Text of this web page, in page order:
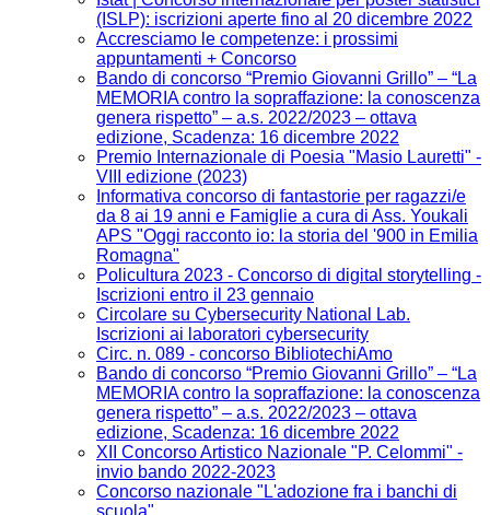
(ISLP): iscrizioni aperte fino al 20 dicembre 2022
Accresciamo le competenze: i prossimi
appuntamenti + Concorso
Bando di concorso “Premio Giovanni Grillo” – “La
MEMORIA contro la sopraffazione: la conoscenza
genera rispetto” – a.s. 2022/2023 – ottava
edizione, Scadenza: 16 dicembre 2022
Premio Internazionale di Poesia "Masio Lauretti" -
VIII edizione (2023)
Informativa concorso di fantastorie per ragazzi/e
da 8 ai 19 anni e Famiglie a cura di Ass. Youkali
APS "Oggi racconto io: la storia del '900 in Emilia
Romagna"
Policultura 2023 - Concorso di digital storytelling -
Iscrizioni entro il 23 gennaio
Circolare su Cybersecurity National Lab.
Iscrizioni ai laboratori cybersecurity
Circ. n. 089 - concorso BibliotechiAmo
Bando di concorso “Premio Giovanni Grillo” – “La
MEMORIA contro la sopraffazione: la conoscenza
genera rispetto” – a.s. 2022/2023 – ottava
edizione, Scadenza: 16 dicembre 2022
XII Concorso Artistico Nazionale "P. Celommi" -
invio bando 2022-2023
Concorso nazionale "L'adozione fra i banchi di